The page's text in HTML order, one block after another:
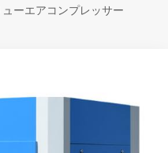
ーエアコンプレッサー